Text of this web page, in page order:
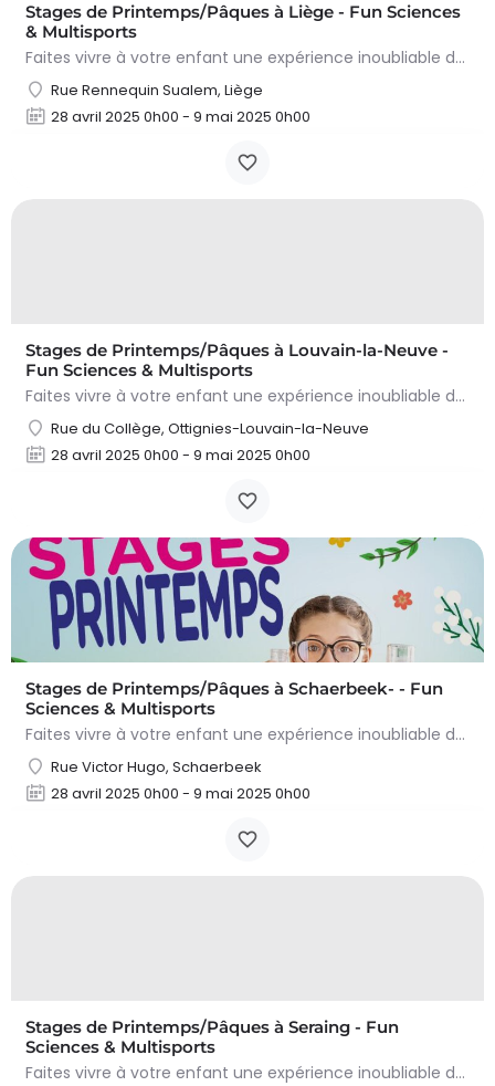
Stages de Printemps/Pâques à Liège - Fun Sciences
& Multisports
Faites vivre à votre enfant une expérience inoubliable durant les vacances de Printemps (Pâques) en…
Rue Rennequin Sualem, Liège
28 avril 2025 0h00 - 9 mai 2025 0h00
Stages de Printemps/Pâques à Louvain-la-Neuve -
Fun Sciences & Multisports
Faites vivre à votre enfant une expérience inoubliable durant les vacances de détente (Carnaval) en…
Rue du Collège, Ottignies-Louvain-la-Neuve
28 avril 2025 0h00 - 9 mai 2025 0h00
Stages de Printemps/Pâques à Schaerbeek- - Fun
Sciences & Multisports
Faites vivre à votre enfant une expérience inoubliable durant les vacances de détente (Carnaval) en…
Rue Victor Hugo, Schaerbeek
28 avril 2025 0h00 - 9 mai 2025 0h00
Stages de Printemps/Pâques à Seraing - Fun
Sciences & Multisports
Faites vivre à votre enfant une expérience inoubliable durant les vacances de détente (Carnaval) en…